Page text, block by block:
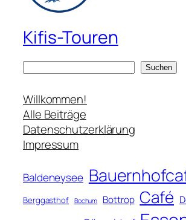
Kifis-Touren
c
h
e
n
Suchen
Willkommen!
Alle Beiträge
Datenschutzerklärung
Impressum
Baldeneysee
Berggasthof Bochum Bottrop Café